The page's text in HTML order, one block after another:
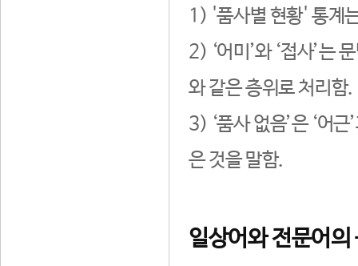
1) '품사별 현황' 통계
2) ‘어미’와 ‘접사’는
와 같은 층위로 처리함.
3) ‘품사 없음’은 ‘어
은 것을 말함.
일상어와 전문어의